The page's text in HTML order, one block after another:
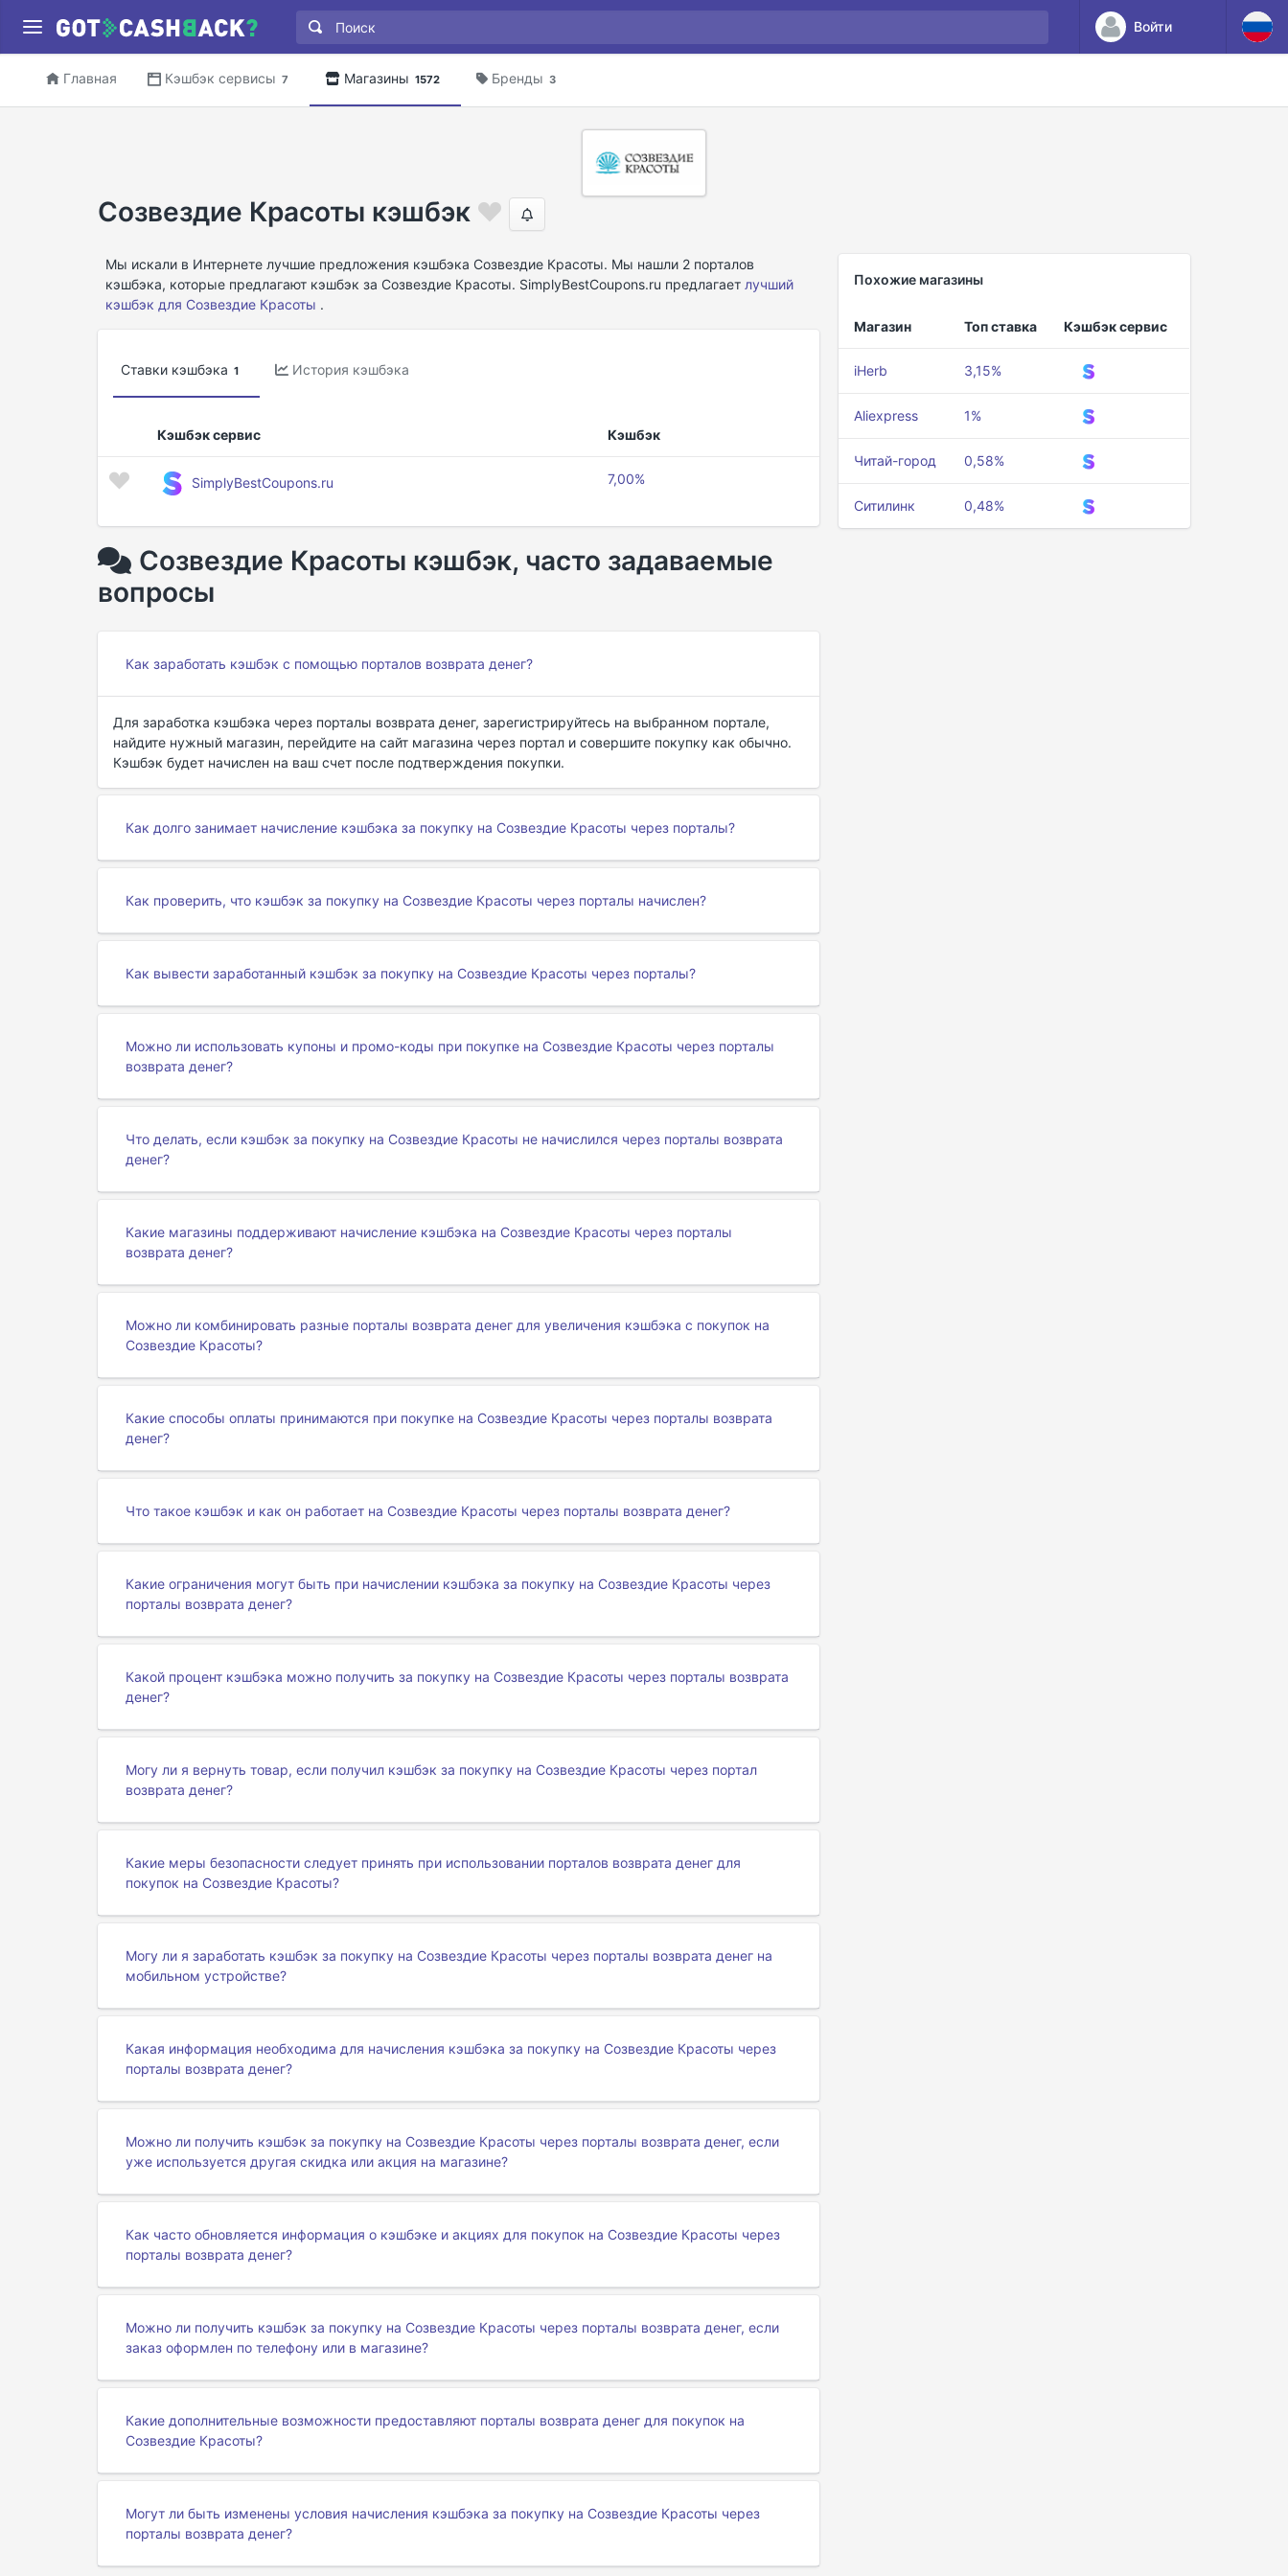
Войти
Главная Кэшбэк сервисы 7 Магазины 1572 Бренды 3
Созвездие Красоты кэшбэк
Мы искали в Интернете лучшие предложения кэшбэка Созвездие Красоты. Мы нашли 2 порталов
кэшбэка, которые предлагают кэшбэк за Созвездие Красоты. SimplyBestCoupons.ru предлагает лучший
кэшбэк для Созвездие Красоты .
Ставки кэшбэка 1 История кэшбэка
Кэшбэк сервис Кэшбэк
SimplyBestCoupons.ru 7,00%
Созвездие Красоты кэшбэк, часто задаваемые
вопросы
Как заработать кэшбэк с помощью порталов возврата денег?
Для заработка кэшбэка через порталы возврата денег, зарегистрируйтесь на выбранном портале,
найдите нужный магазин, перейдите на сайт магазина через портал и совершите покупку как обычно.
Кэшбэк будет начислен на ваш счет после подтверждения покупки.
Как долго занимает начисление кэшбэка за покупку на Созвездие Красоты через порталы?
Как проверить, что кэшбэк за покупку на Созвездие Красоты через порталы начислен?
Как вывести заработанный кэшбэк за покупку на Созвездие Красоты через порталы?
Можно ли использовать купоны и промо-коды при покупке на Созвездие Красоты через порталы
возврата денег?
Что делать, если кэшбэк за покупку на Созвездие Красоты не начислился через порталы возврата
денег?
Какие магазины поддерживают начисление кэшбэка на Созвездие Красоты через порталы
возврата денег?
Можно ли комбинировать разные порталы возврата денег для увеличения кэшбэка с покупок на
Созвездие Красоты?
Какие способы оплаты принимаются при покупке на Созвездие Красоты через порталы возврата
денег?
Что такое кэшбэк и как он работает на Созвездие Красоты через порталы возврата денег?
Какие ограничения могут быть при начислении кэшбэка за покупку на Созвездие Красоты через
порталы возврата денег?
Какой процент кэшбэка можно получить за покупку на Созвездие Красоты через порталы возврата
денег?
Могу ли я вернуть товар, если получил кэшбэк за покупку на Созвездие Красоты через портал
возврата денег?
Какие меры безопасности следует принять при использовании порталов возврата денег для
покупок на Созвездие Красоты?
Могу ли я заработать кэшбэк за покупку на Созвездие Красоты через порталы возврата денег на
мобильном устройстве?
Какая информация необходима для начисления кэшбэка за покупку на Созвездие Красоты через
порталы возврата денег?
Можно ли получить кэшбэк за покупку на Созвездие Красоты через порталы возврата денег, если
уже используется другая скидка или акция на магазине?
Как часто обновляется информация о кэшбэке и акциях для покупок на Созвездие Красоты через
порталы возврата денег?
Можно ли получить кэшбэк за покупку на Созвездие Красоты через порталы возврата денег, если
заказ оформлен по телефону или в магазине?
Какие дополнительные возможности предоставляют порталы возврата денег для покупок на
Созвездие Красоты?
Могут ли быть изменены условия начисления кэшбэка за покупку на Созвездие Красоты через
порталы возврата денег?
Похожие магазины
Магазин Топ ставка Кэшбэк сервис
iHerb 3,15%
Aliexpress 1%
Читай-город 0,58%
Ситилинк 0,48%